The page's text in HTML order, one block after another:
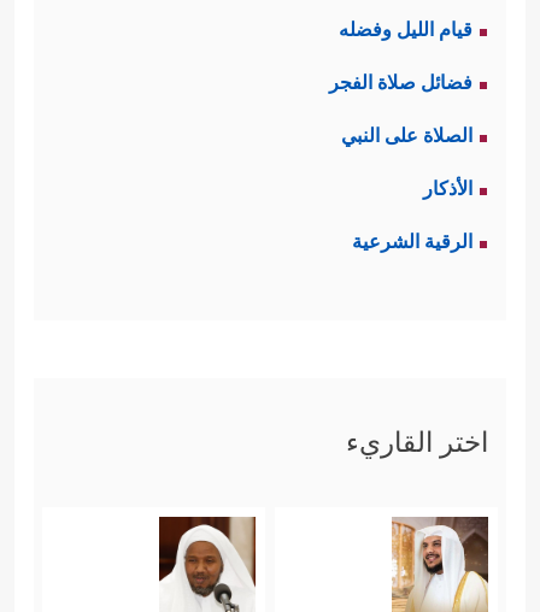
قيام الليل وفضله
فضائل صلاة الفجر
الصلاة على النبي
الأذكار
الرقية الشرعية
اختر القاريء